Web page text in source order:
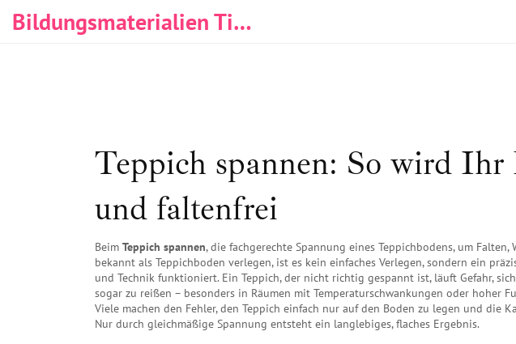
Bildungsmaterialien Tischlerei & Immobilien
Teppich spannen: So wird Ihr
und faltenfrei
Beim Teppich spannen,die fachgerechte Spannung eines Teppichbodens, um
bekannt als Teppichboden verlegen, ist es kein einfaches Verlegen, sondern ein
und Technik funktioniert. Ein Teppich, der nicht richtig gespannt ist, läuft Gefahr,
sogar zu reißen – besonders in Räumen mit Temperaturschwankungen oder hoher
Viele machen den Fehler, den Teppich einfach nur auf den Boden zu legen und die
Nur durch gleichmäßige Spannung entsteht ein langlebiges, flaches Ergebnis.